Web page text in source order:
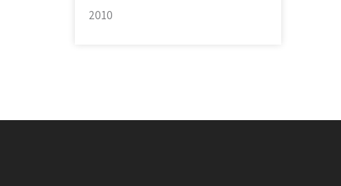
2010